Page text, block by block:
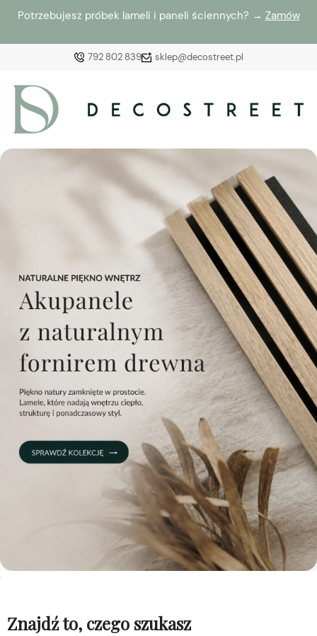
Potrzebujesz próbek lameli i paneli ściennych? → Zamów
792 802 839 sklep@decostreet.pl
Załóż konto
Wybierz coś dla siebie z naszej aktualnej oferty lub
zaloguj się, aby przywrócić dodane produkty do listy
z poprzedniej sesji.
Znajdź to, czego szukasz